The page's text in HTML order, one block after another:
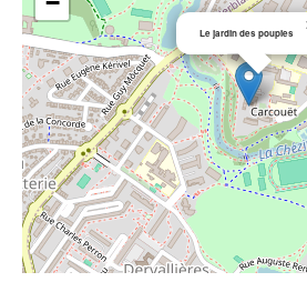
Le jardin des poupies